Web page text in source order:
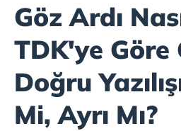
Göz Ardı
TDK'ye Göre
Doğru
Mi, Ayrı Mı?